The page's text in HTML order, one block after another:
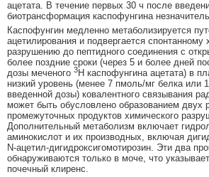
ацетата. В течение первых 30 ч после
биотрансформация каспофунгина
Каспофунгин медленно метаболизируется
ацетилирования и подвергается спонтанному
разрушению до пептидного соединения с
более поздние сроки (через 5 и более дней
дозы меченого 3H каспофунгина ацетата) в
низкий уровень (менее 7 пмоль/мг белка или
введенной дозы) ковалентного связывания
может быть обусловлено образованием двух
промежуточных продуктов химического
Дополнительный метаболизм включает
аминокислот и их производных, включая
N-ацетил-дигидроксигомотирозин. Эти два
обнаруживаются только в моче, что
почечный клиренс.